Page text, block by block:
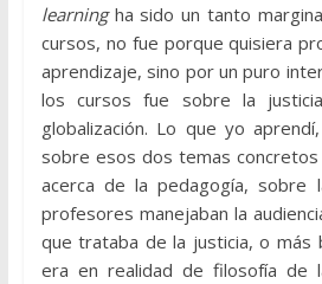
learningha sido un tanto
cursos, no fue porque quisiera
aprendizaje, sino por un puro
los cursos fue sobre la
globalización. Lo que yo
sobre esos dos temas
acerca de la pedagogía, sobre
profesores manejaban la
que trataba de la justicia, o más
era en realidad de filosofía de